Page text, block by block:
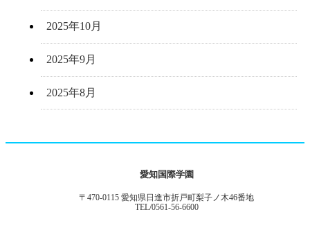
2025年10月
2025年9月
2025年8月
愛知国際学園
〒470-0115 愛知県日進市折戸町梨子ノ木46番地
TEL/0561-56-6600